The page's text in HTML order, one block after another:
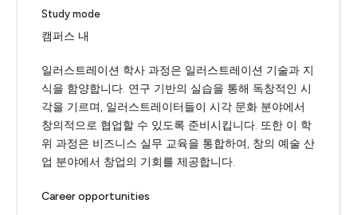
Study mode
캠퍼스 내
일러스트레이션 학사 과정은 일러스트레이션 기술과 지
식을 함양합니다. 연구 기반의 실습을 통해 독창적인 시
각을 기르며, 일러스트레이터들이 시각 문화 분야에서
창의적으로 협업할 수 있도록 준비시킵니다. 또한 이 학
위 과정은 비즈니스 실무 교육을 통합하여, 창의 예술 산
업 분야에서 창업의 기회를 제공합니다.
Career opportunities